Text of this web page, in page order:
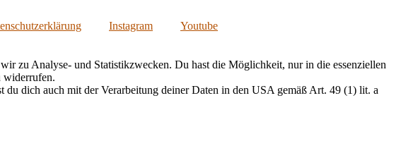
Instagram Youtube
zu Analyse- und Statistikzwecken. Du hast die Möglichkeit, nur in die essenziellen
widerrufen.
dich auch mit der Verarbeitung deiner Daten in den USA gemäß Art. 49 (1) lit. a